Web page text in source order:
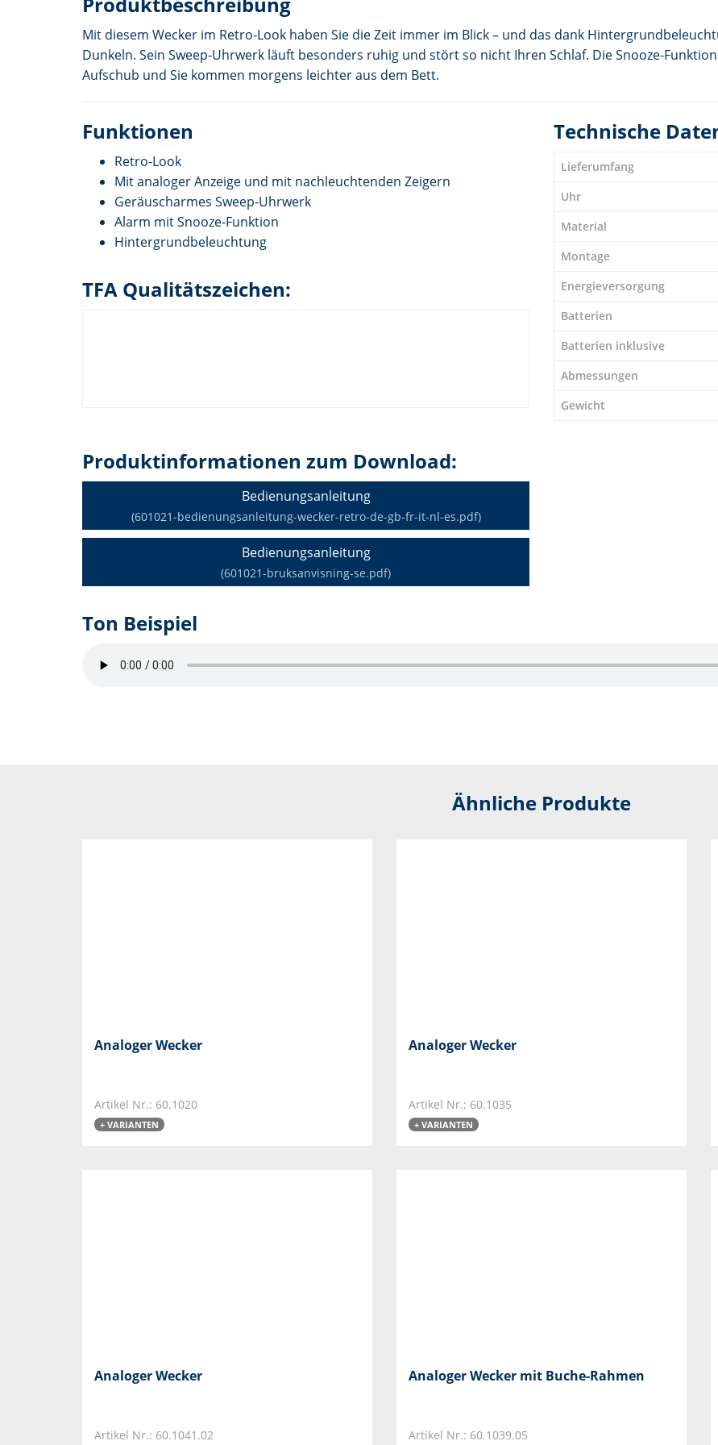
Mit diesem Wecker im Retro-Look haben Sie die Zeit immer im Blick – und das dank
Dunkeln. Sein Sweep-Uhrwerk läuft besonders ruhig und stört so nicht Ihren Schlaf. Die Snooze-
Aufschub und Sie kommen morgens leichter aus dem Bett.
Funktionen
Retro-Look
Mit analoger Anzeige und mit nachleuchtenden Zeigern
Geräuscharmes Sweep-Uhrwerk
Alarm mit Snooze-Funktion
Hintergrundbeleuchtung
TFA Qualitätszeichen:
Produktinformationen zum Download:
Bedienungsanleitung
(601021-bedienungsanleitung-wecker-retro-de-gb-fr-it-nl-es.pdf)
Bedienungsanleitung
(601021-bruksanvisning-se.pdf)
Technische
Lieferumfang
Uhr
Material
Montage
Energieversorgung
Batterien
Batterien inklusive
Abmessungen
Gewicht
Ton Beispiel
Ähnliche Produkte
Analoger Wecker
Artikel Nr.: 60.1020
+ VARIANTEN
Analoger Wecker
Artikel Nr.: 60.1035
+ VARIANTEN
Analoger Wecker
Artikel Nr.: 60.1041.02
Analoger Wecker mit Buche-Rahmen
Artikel Nr.: 60.1039.05